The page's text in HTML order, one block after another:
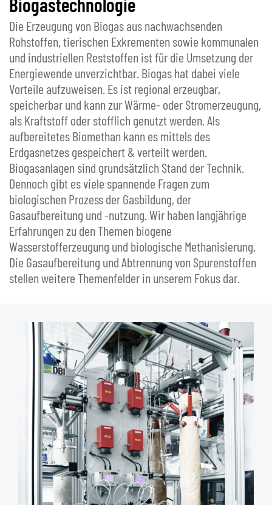
Die Erzeugung von Biogas aus nachwachsenden
Rohstoffen, tierischen Exkrementen sowie kommunalen
und industriellen Reststoffen ist für die Umsetzung der
Energiewende unverzichtbar. Biogas hat dabei viele
Vorteile aufzuweisen. Es ist regional erzeugbar,
speicherbar und kann zur Wärme- oder Stromerzeugung,
als Kraftstoff oder stofflich genutzt werden. Als
aufbereitetes Biomethan kann es mittels des
Erdgasnetzes gespeichert & verteilt werden.
Biogasanlagen sind grundsätzlich Stand der Technik.
Dennoch gibt es viele spannende Fragen zum
biologischen Prozess der Gasbildung, der
Gasaufbereitung und -nutzung. Wir haben langjährige
Erfahrungen zu den Themen biogene
Wasserstofferzeugung und biologische Methanisierung.
Die Gasaufbereitung und Abtrennung von Spurenstoffen
stellen weitere Themenfelder in unserem Fokus dar.